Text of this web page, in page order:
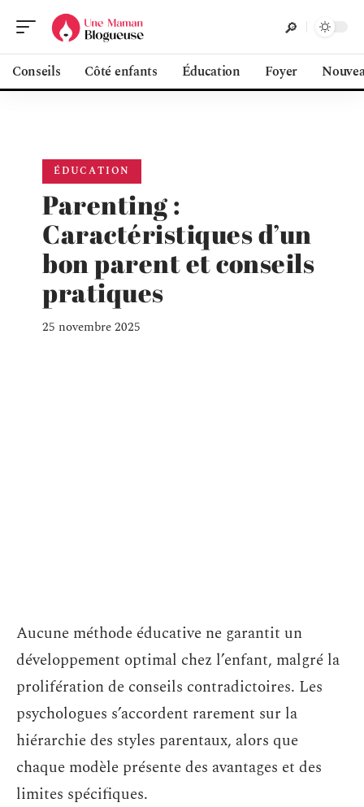
Conseils Côté enfants Éducation Foyer
ÉDUCATION
Parenting :
Caractéristiques d’un
bon parent et conseils
pratiques
25 novembre 2025
Aucune méthode éducative ne garantit un
développement optimal chez l’enfant, malgré la
prolifération de conseils contradictoires. Les
psychologues s’accordent rarement sur la
hiérarchie des styles parentaux, alors que
chaque modèle présente des avantages et des
limites spécifiques.